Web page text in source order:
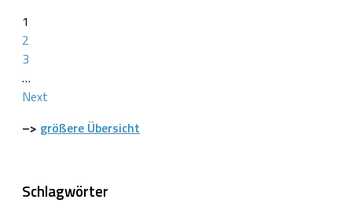
1
2
3
…
Next
–> größere Übersicht
Schlagwörter